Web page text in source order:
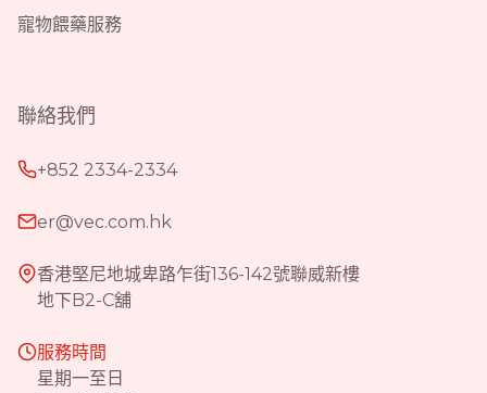
寵物餵藥服務
聯絡我們
+852 2334-2334
er@vec.com.hk
香港堅尼地城卑路乍街136-142號聯威新樓
地下B2-C舖
服務時間
星期一至日